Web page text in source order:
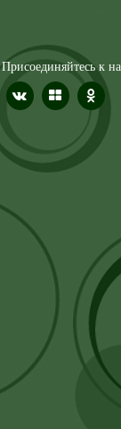
Присоединяйтесь к